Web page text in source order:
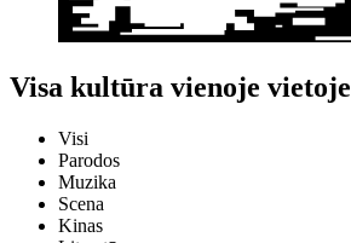
Visa kultūra vienoje vietoje
Visi
Parodos
Muzika
Scena
Kinas